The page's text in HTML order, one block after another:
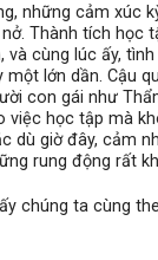
những cảm xúc
Thành tích học
và cùng lúc ấy,
một lớn dần. Cậu
con gái như
việc học tập mà
dù giờ đây, cảm
rung động rất